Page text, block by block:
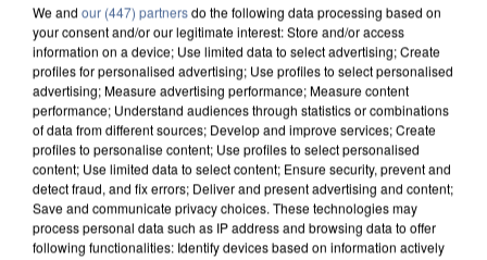
INCENDIES : L’ÎLE-DE-FRANCE LANCE UN ÉLAN
DE SOLIDARITÉ AVEC LES...
We and our (447) partnersdo the following data processing based on
your consent and/or our legitimate interest: Store and/or access
information on a device; Use limited data to select advertising; Create
profiles for personalised advertising; Use profiles to select personalised
advertising; Measure advertising performance; Measure content
performance; Understand audiences through statistics or combinations
of data from different sources; Develop and improve services; Create
profiles to personalise content; Use profiles to select personalised
content; Use limited data to select content; Ensure security, prevent and
detect fraud, and fix errors; Deliver and present advertising and content;
Save and communicate privacy choices. These technologies may
process personal data such as IP address and browsing data to offer
following functionalities: Identify devices based on information actively